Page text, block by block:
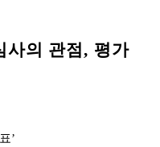
사의 관점, 평가
’